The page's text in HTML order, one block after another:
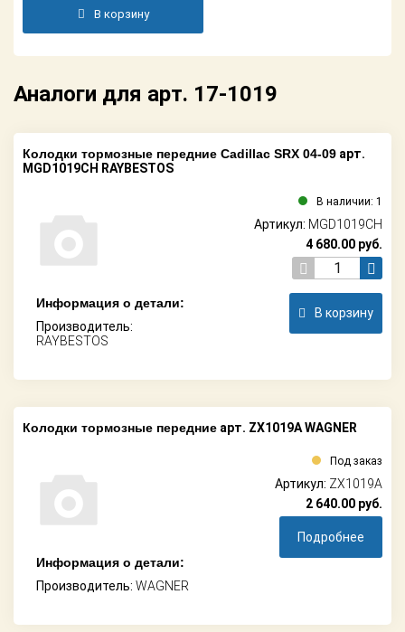
В корзину
Аналоги для арт. 17-1019
Колодки тормозные передние арт. ZX1019A WAGNER
Информация о детали:
Производитель: WAGNER
Под заказ
Артикул: ZX1019A
2 640.00 руб.
Подробнее
Колодки тормозные передние Cadillac SRX 04-09 арт.
MGD1019CH RAYBESTOS
Информация о детали:
Производитель:
RAYBESTOS
В наличии: 1
Артикул: MGD1019CH
4 680.00 руб.
В корзину